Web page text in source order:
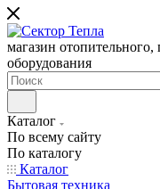
магазин отопительного,
оборудования
Каталог
По всему сайту
По каталогу
Каталог
Бытовая техника